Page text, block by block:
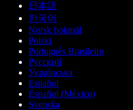
日本語
한국어
Norsk bokmål
Polski
Português Brasileiro
Русский
Українська
Español
Español (México)
Svenska